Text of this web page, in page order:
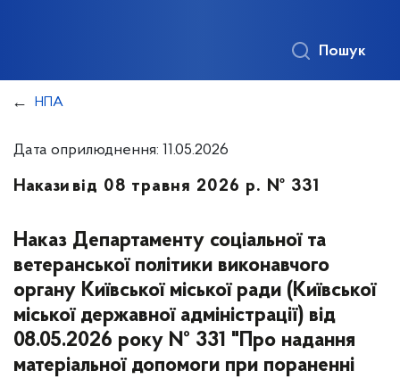
Пошук
НПА
Дата оприлюднення: 11.05.2026
Накази від 08 травня 2026 р. № 331
Наказ Департаменту соціальної та
ветеранської політики виконавчого
органу Київської міської ради (Київської
міської державної адміністрації) від
08.05.2026 року № 331 "Про надання
матеріальної допомоги при пораненні